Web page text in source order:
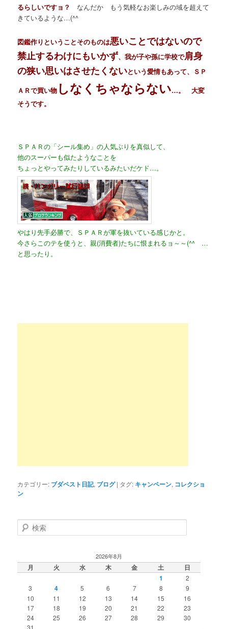
るらしいですョ？
なんだか もう気軽なお楽しみの域を超えて
きているような…(^^ゞ
図鑑作りということそのものは悪いことではないので
禁止するわけにもいかず、我が子や孫に学校で肩身
の狭い思いはさせたくないという愛情もあって、ＳＰ
ＡＲで買い物 しなくちゃならない…。 大変
そうです。
ＳＰＡＲの「シール集め」の人気ぶりを真似して、
他のスーパーも似たようなことを
ちょっとやってみたりしているみたいだケド…。
やはり先手必勝で、ＳＰＡＲが軍を抜いている感じかと。
今さらこのテを使うと、親(消費者)たちに恨まれるョ～～(^^ゞ…
と思ったり。
カテゴリー: ブダペスト日記, ブログ | タグ: キャンペーン, コレクショ
ン
検
索
2026年8月
月 火 水 木 金 土 日
1
2
3
4 5 6 7 8
9
10
11 12 13 14 15
16
17
18 19 20 21 22
23
24
25 26 27 28 29
30
31